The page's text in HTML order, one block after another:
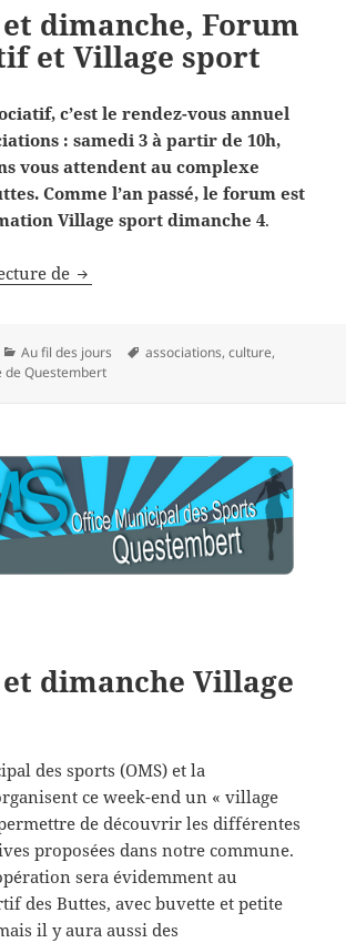
dimanche, Forum
et Village sport
c’est le rendez-vous annuel
: samedi 3 à partir de 10h,
vous attendent au complexe
Comme l’an passé, le forum est
Village sport dimanche 4.
de Samedi et dimanche, Forum
Catégories
Au fil des jours
Mots-
associations,culture,
de Questembert
dimanche Village
des sports (OMS) et la
ce week-end un « village
de découvrir les différentes
proposées dans notre commune.
sera évidemment au
des Buttes, avec buvette et petite
il y aura aussi des